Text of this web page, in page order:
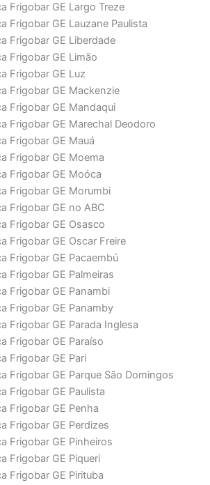
Frigobar GE Largo Treze
Frigobar GE Lauzane Paulista
Frigobar GE Liberdade
Frigobar GE Limão
Frigobar GE Luz
Frigobar GE Mackenzie
Frigobar GE Mandaqui
Frigobar GE Marechal Deodoro
Frigobar GE Mauá
Frigobar GE Moema
Frigobar GE Moóca
Frigobar GE Morumbi
Frigobar GE no ABC
Frigobar GE Osasco
Frigobar GE Oscar Freire
Frigobar GE Pacaembú
Frigobar GE Palmeiras
Frigobar GE Panambi
Frigobar GE Panamby
Frigobar GE Parada Inglesa
Frigobar GE Paraíso
Frigobar GE Pari
Frigobar GE Parque São Domingos
Frigobar GE Paulista
Frigobar GE Penha
Frigobar GE Perdizes
Frigobar GE Pinheiros
Frigobar GE Piqueri
Frigobar GE Pirituba